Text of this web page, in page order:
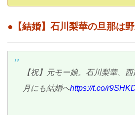
●【結婚】石川梨華の旦那は
【祝】元モー娘。石川梨華、
月にも結婚へhttps://t.co/